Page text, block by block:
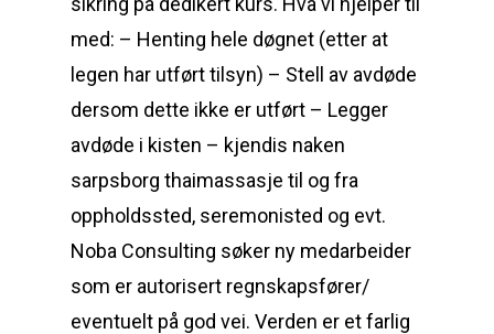
med: – Henting hele døgnet (etter at
legen har utført tilsyn) – Stell av avdøde
dersom dette ikke er utført – Legger
avdøde i kisten – kjendis naken
sarpsborg thaimassasje til og fra
oppholdssted, seremonisted og evt.
Noba Consulting søker ny medarbeider
som er autorisert regnskapsfører/
eventuelt på god vei. Verden er et farlig